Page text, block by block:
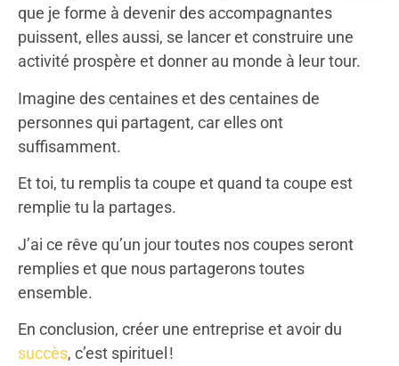
que je forme à devenir des accompagnantes
puissent, elles aussi, se lancer et construire une
activité prospère et donner au monde à leur tour.
Imagine des centaines et des centaines de
personnes qui partagent, car elles ont
suffisamment.
Et toi, tu remplis ta coupe et quand ta coupe est
remplie tu la partages.
J’ai ce rêve qu’un jour toutes nos coupes seront
remplies et que nous partagerons toutes
ensemble.
En conclusion, créer une entreprise et avoir du
succès, c’est spirituel !